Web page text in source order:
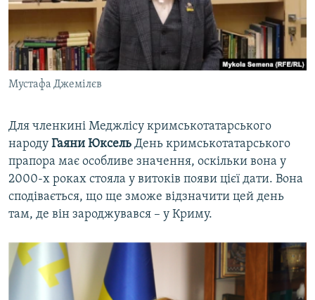
Мустафа Джемілєв
Для членкині Меджлісу кримськотатарського
народу Гаяни Юксель День кримськотатарського
прапора має особливе значення, оскільки вона у
2000-х роках стояла у витоків появи цієї дати. Вона
сподівається, що ще зможе відзначити цей день
там, де він зароджувався – у Криму.